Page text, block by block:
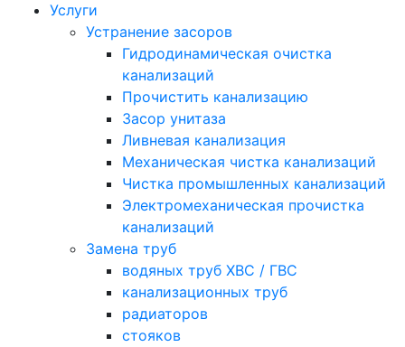
Услуги
Устранение засоров
Гидродинамическая очистка
канализаций
Прочистить канализацию
Засор унитаза
Ливневая канализация
Механическая чистка канализаций
Чистка промышленных канализаций
Электромеханическая прочистка
канализаций
Замена труб
водяных труб ХВС / ГВС
канализационных труб
радиаторов
стояков